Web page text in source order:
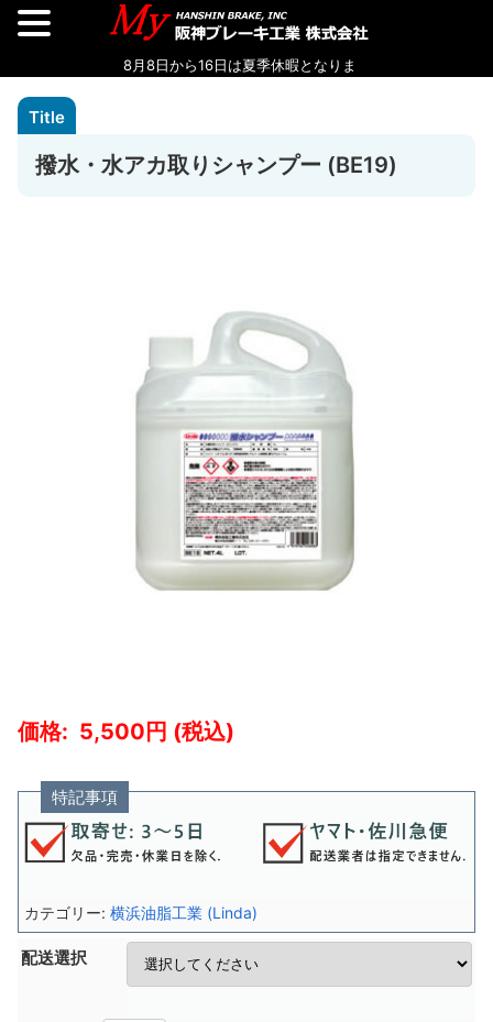
撥水・水アカ取りシャンプー (BE19)
5,500
特記事項
配送選択
カテゴリー: 横浜油脂工業 (Linda)